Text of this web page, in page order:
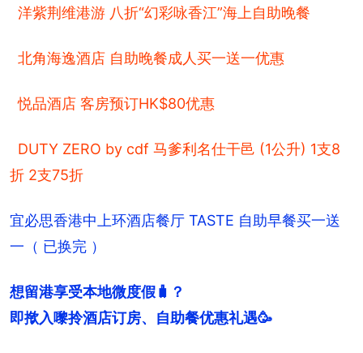
洋紫荆维港游 八折“幻彩咏香江”海上自助晚餐
北角海逸酒店 自助晚餐成人买一送一优惠
悦品酒店 客房预订HK$80优惠
DUTY ZERO by cdf 马爹利名仕干邑 (1公升) 1支8
折 2支75折
宜必思香港中上环酒店餐厅 TASTE 自助早餐买一送
一（ 已换完 ）
想留港享受本地微度假🧳？
即揿入嚟拎酒店订房、自助餐优惠礼遇🥳